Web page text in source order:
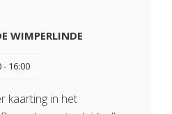
WIMPERLINDE
- 16:00
kaarting in het